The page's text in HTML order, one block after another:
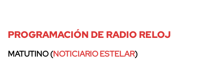
PROGRAMACIÓN DE RADIO RELOJ
MATUTINO (NOTICIARIO ESTELAR)